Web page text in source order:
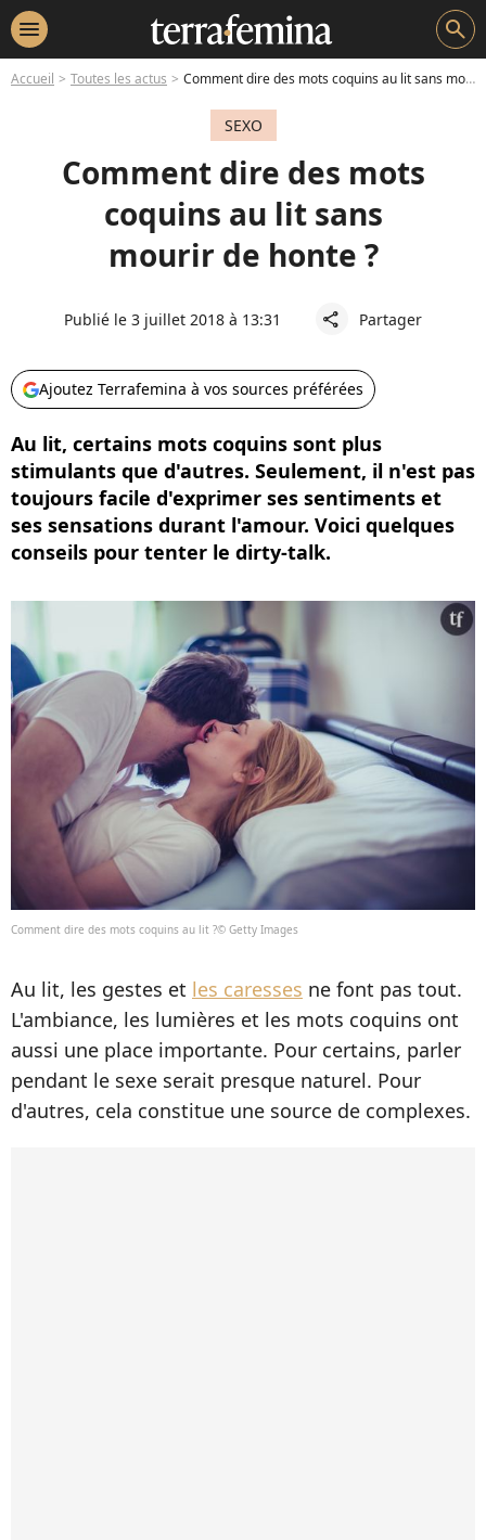
menu search
Accueil Toutes les actus Comment dire des mots coquins au lit sans mourir de honte ?
SEXO
Comment dire des mots
coquins au lit sans
mourir de honte ?
Publié le 3 juillet 2018 à 13:31 share Partager
Ajoutez Terrafemina à vos sources préférées
Au lit, certains mots coquins sont plus
stimulants que d'autres. Seulement, il n'est pas
toujours facile d'exprimer ses sentiments et
ses sensations durant l'amour. Voici quelques
conseils pour tenter le dirty-talk.
Comment dire des mots coquins au lit ?© Getty Images
Au lit, les gestes et les caresses ne font pas tout.
L'ambiance, les lumières et les mots coquins ont
aussi une place importante. Pour certains, parler
pendant le sexe serait presque naturel. Pour
d'autres, cela constitue une source de complexes.